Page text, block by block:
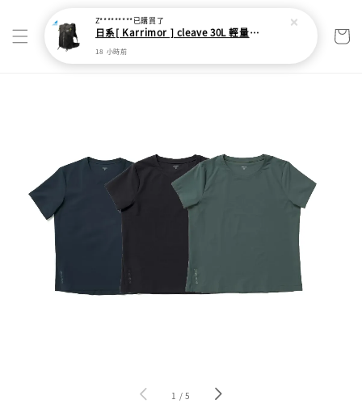
1 /5
Z*********已購買了
日系[ Karrimor ] cleave 30L 輕量野跑健走包
18 小時前